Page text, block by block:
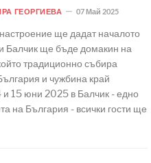
ГЕОРГИЕВА 07 Май 2025
ще дадат началото
Балчик ще бъде домакин на
традиционно събира
и чужбина край
и 15 юни 2025 в Балчик - едно
на България - всички гости ще